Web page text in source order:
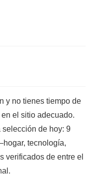
y no tienes tiempo de
el sitio adecuado.
selección de hoy: 9
tecnología,
verificados de entre el